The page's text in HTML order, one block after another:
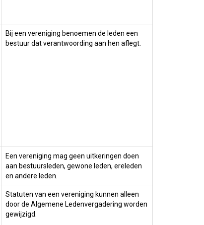
Bij een vereniging benoemen de leden een
bestuur dat verantwoording aan hen aflegt.
Een vereniging mag geen uitkeringen doen
aan bestuursleden, gewone leden, ereleden
en andere leden.
Statuten van een vereniging kunnen alleen
door de Algemene Ledenvergadering worden
gewijzigd.